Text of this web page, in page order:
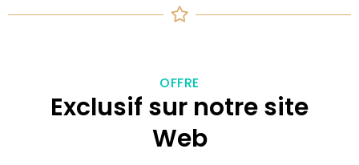
OFFRE
Exclusif sur notre site
Web